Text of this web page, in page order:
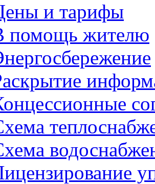
и тарифы
помощь жителю